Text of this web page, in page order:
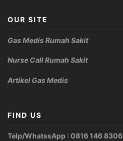
OUR SITE
Gas Medis Rumah Sakit
Nurse Call Rumah Sakit
Artikel Gas Medis
FIND US
Telp/WhatssApp : 0816 146 8306